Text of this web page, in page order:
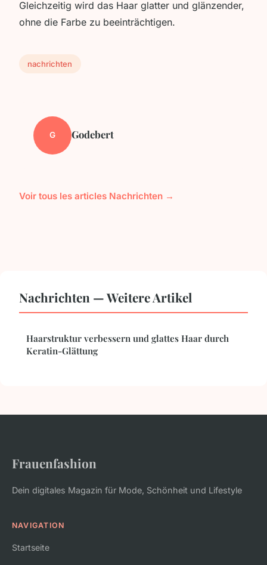
Gleichzeitig wird das Haar glatter und glänzender,
ohne die Farbe zu beeinträchtigen.
nachrichten
G Godebert
Voir tous les articles Nachrichten →
Nachrichten — Weitere Artikel
Haarstruktur verbessern und glattes Haar durch
Keratin-Glättung
Frauenfashion
Dein digitales Magazin für Mode, Schönheit und Lifestyle
NAVIGATION
Startseite